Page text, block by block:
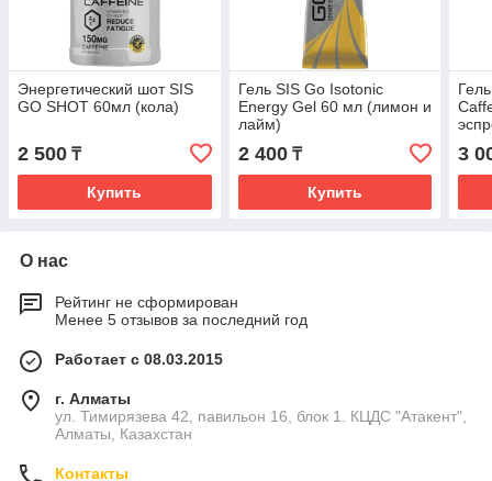
Энергетический шот SIS
GO SHOT 60мл (кола)
2 500 ₸
Купить
Гель SIS Go Isotonic
Energy Gel 60 мл (лимон и
лайм)
2 400₸
Купить
3
О нас
Рейтинг не сформирован
Менее 5 отзывов за последний год
Работает с 08.03.2015
г. Алматы
ул. Тимирязева 42, павильон 16, блок 1. КЦДС "Атакент",
Алматы, Казахстан
Контакты